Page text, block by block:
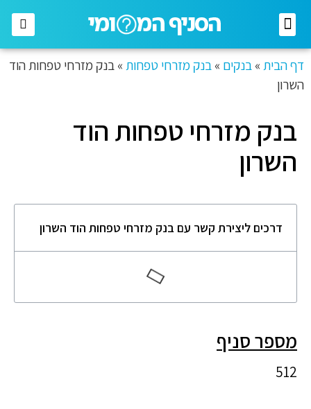
דף הבית » בנקים » בנק מזרחי טפחות » בנק מזרחי טפחות הוד
השרון
בנק מזרחי טפחות הוד
השרון
דרכים ליצירת קשר עם בנק מזרחי טפחות הוד השרון
מספר סניף
512